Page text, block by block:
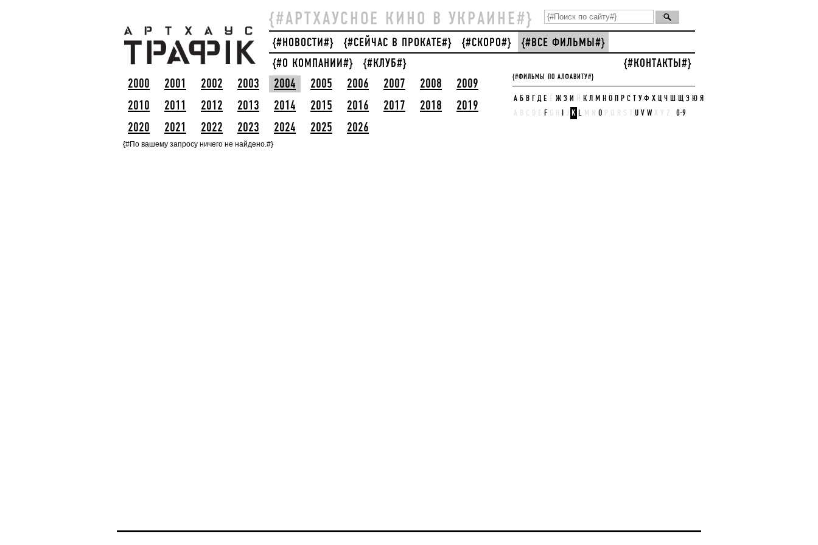
{#АРТХАУСНОЕ КИНО В УКРАИНЕ#}
{#НОВОСТИ#} {#СЕЙЧАС В ПРОКАТЕ#} {#СКОРО#}
{#ВСЕ ФИЛЬМЫ#}
{#О КОМПАНИИ#}
{#КЛУБ#} {#КОНТАКТЫ#}
2000 2001 2002 2003 2004 2005 2006 2007 2008
2009
2010
2011 2012 2013 2014 2015 2016 2017 2018
2019
2020
2021 2022 2023 2024 2025 2026
{#ФИЛЬМЫ ПО АЛФАВИТУ#}
А Б В Г Д Е Ё Ж З И Й К Л М Н О П Р С Т У Ф Х Ц Ч Ш Щ Э Ю Я
A B C D E F G H J K L M N O P Q R S T U V W X Y Z 0-9
{#По вашему запросу ничего не найдено.#}